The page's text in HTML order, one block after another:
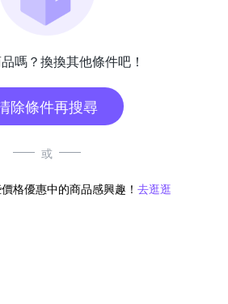
嗎？換換其他條件吧！
除條件再搜尋
或
格優惠中的商品感興趣！ 去逛逛